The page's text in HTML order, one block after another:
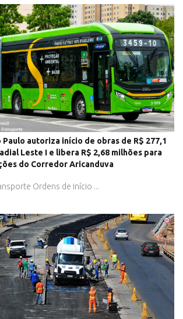
autoriza início de obras de R$ 277,1
Leste I e libera R$ 2,68 milhões para
do Corredor Aricanduva
Ordens de início ...